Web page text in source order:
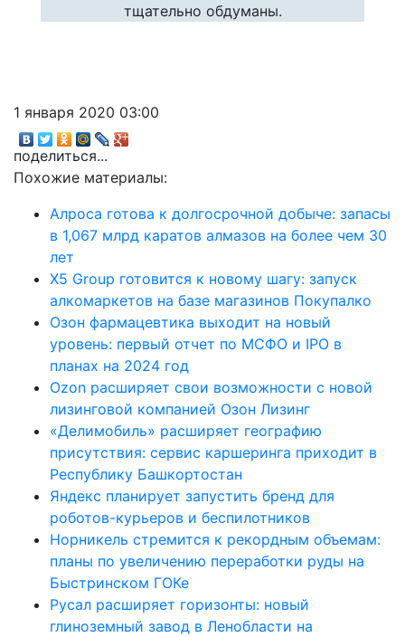
тщательно обдуманы.
1 января 2020 03:00
поделиться...
Похожие материалы:
Алроса готова к долгосрочной добыче: запасы
в 1,067 млрд каратов алмазов на более чем 30
лет
X5 Group готовится к новому шагу: запуск
алкомаркетов на базе магазинов Покупалко
Озон фармацевтика выходит на новый
уровень: первый отчет по МСФО и IPO в
планах на 2024 год
Ozon расширяет свои возможности с новой
лизинговой компанией Озон Лизинг
«Делимобиль» расширяет географию
присутствия: сервис каршеринга приходит в
Республику Башкортостан
Яндекс планирует запустить бренд для
роботов-курьеров и беспилотников
Норникель стремится к рекордным объемам:
планы по увеличению переработки руды на
Быстринском ГОКе
Русал расширяет горизонты: новый
глиноземный завод в Ленобласти на